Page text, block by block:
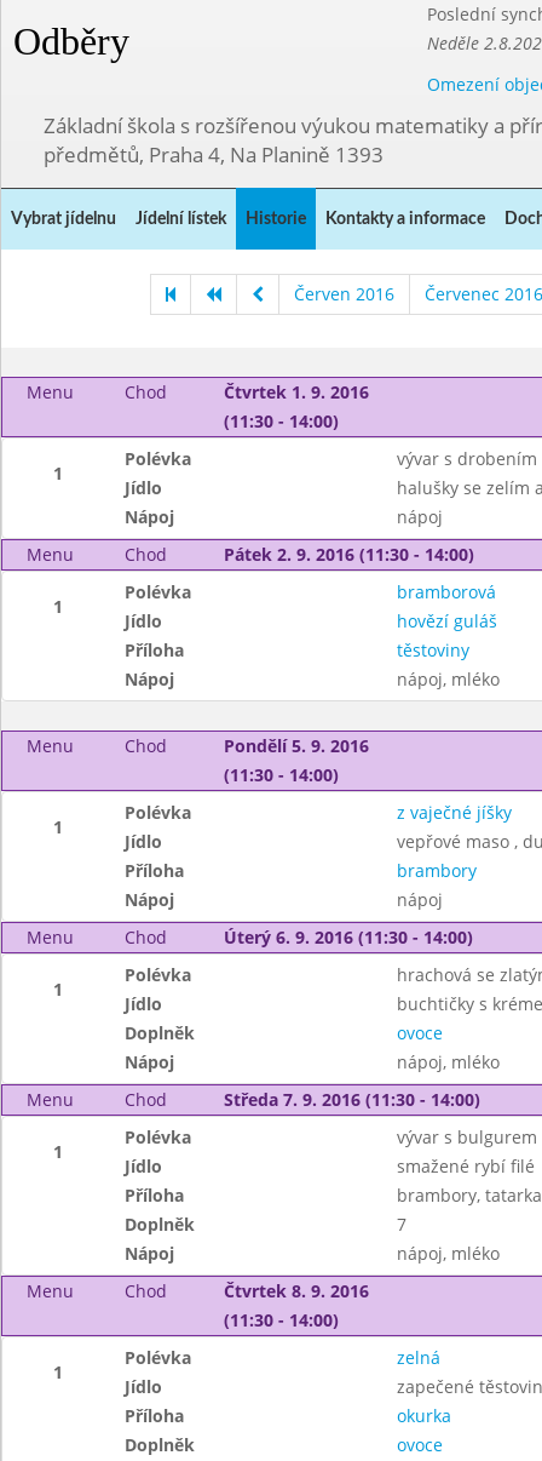
Odběry
Poslední
Neděle
Omezení
Základní škola s rozšířenou výukou matematiky a
předmětů, Praha 4, Na Planině 1393
Vybrat jídelnu Jídelní lístek Historie Kontakty a informace
Červen 2016 Červenec 2016
Menu Chod
Čtvrtek 1. 9. 2016
(11:30 - 14:00)
1
Polévka
vývar s drobením
Jídlo
halušky se zelím
Nápoj
nápoj
Menu
Chod Pátek 2. 9. 2016 (11:30 - 14:00)
1
Polévka
bramborová
Jídlo
hovězí guláš
Příloha
těstoviny
Nápoj
nápoj, mléko
Menu Chod
Pondělí 5. 9. 2016
(11:30 - 14:00)
1
Polévka
z vaječné jíšky
Jídlo
vepřové maso ,
Příloha
brambory
Nápoj
nápoj
Menu
Chod Úterý 6. 9. 2016 (11:30 - 14:00)
1
Polévka
hrachová se
Jídlo
buchtičky s
Doplněk
ovoce
Nápoj
nápoj, mléko
Menu
Chod Středa 7. 9. 2016 (11:30 - 14:00)
1
Polévka
vývar s bulgurem
Jídlo
smažené rybí filé
Příloha
brambory, tatarka
Doplněk
7
Nápoj
nápoj, mléko
Menu
Chod
Čtvrtek 8. 9. 2016
(11:30 - 14:00)
1
Polévka
zelná
Jídlo
zapečené
Příloha
okurka
Doplněk
ovoce